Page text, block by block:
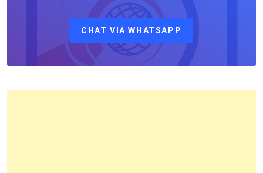
Pertanahan
Kota
CHAT VIA WHATSAPP